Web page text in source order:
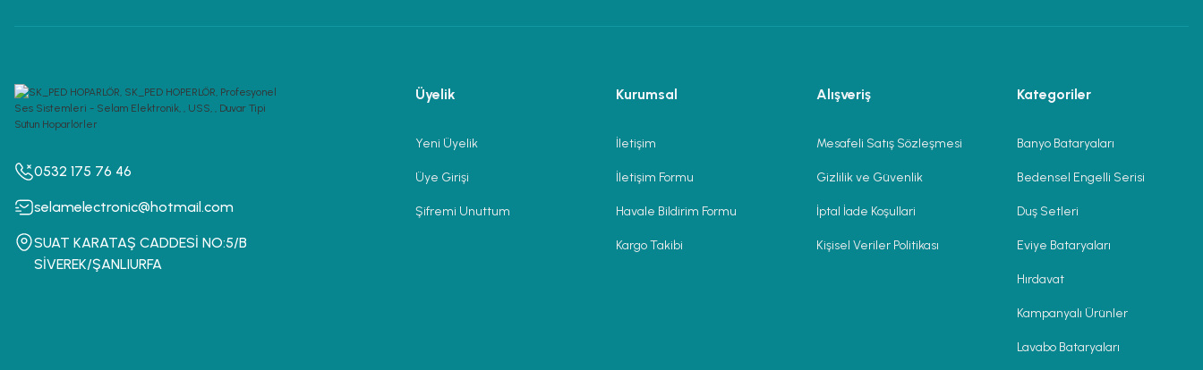
0532 175 76 46
selamelectronic@hotmail.com
SUAT KARATAŞ CADDESİ NO:5/B
SİVEREK/ŞANLIURFA
Üyelik
Yeni Üyelik
Üye Girişi
Şifremi Unuttum
Kurumsal
İletişim
İletişim Formu
Havale Bildirim Formu
Kargo Takibi
Alışveriş
Mesafeli Satış Sözleşmesi
Gizlilik ve Güvenlik
İptal İade Koşullari
Kişisel Veriler Politikası
Kategoriler
Banyo Bataryaları
Bedensel Engelli Serisi
Duş Setleri
Eviye Bataryaları
Hırdavat
Kampanyalı Ürünler
Lavabo Bataryaları